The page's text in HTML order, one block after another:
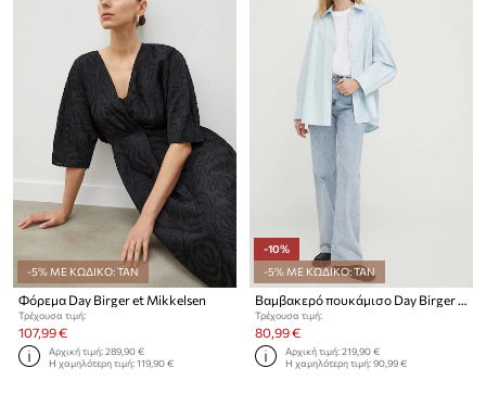
-5% ΜΕ ΚΩΔΙΚΟ: TAN
Φόρεμα Day Birger et Mikkelsen
Τρέχουσα τιμή:
107,99 €
Αρχική τιμή:289,90 €
Η χαμηλότερη τιμή:119,90 €
-10%
-5% ΜΕ ΚΩΔΙΚΟ: TAN
Τρέχουσα τιμή:
80,99 €
Αρχική τιμή:219,90 €
Η χαμηλότερη τιμή:90,99 €